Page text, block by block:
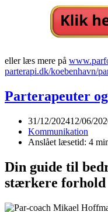
eller læs mere på
parterapi.dk/koebenhavn/
Parterapeuter
31/12/202412/06/
Kommunikation
Anslået læsetid: 4
Din guide til
stærkere forhold